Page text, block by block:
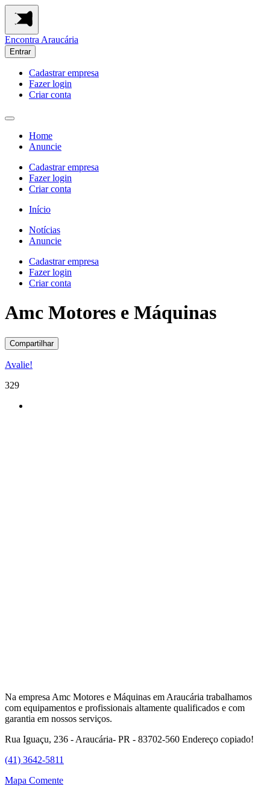
Encontra Araucária
Entrar
Cadastrar empresa
Fazer login
Criar conta
Home
Anuncie
Cadastrar empresa
Fazer login
Criar conta
Início
Notícias
Anuncie
Cadastrar empresa
Fazer login
Criar conta
Amc Motores e Máquinas
Compartilhar
Avalie!
329
Na empresa Amc Motores e Máquinas em Araucária trabalhamos
com equipamentos e profissionais altamente qualificados e com
garantia em nossos serviços.
Rua Iguaçu, 236 - Araucária- PR - 83702-560 Endereço copiado!
(41) 3642-5811
Mapa Comente